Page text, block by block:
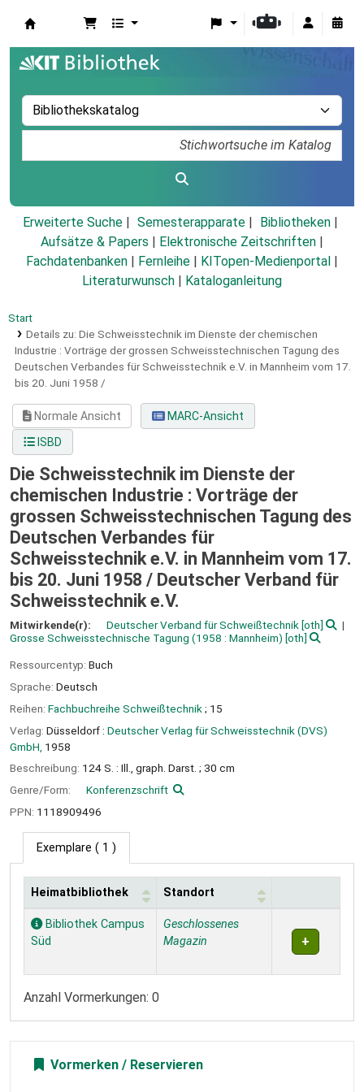
Erweiterte Suche Semesterapparate
Bibliotheken
Aufsätze & Papers
Elektronische Zeitschriften
Fachdatenbanken
Fernleihe KITopen-Medienportal
Literaturwunsch
Kataloganleitung
Start
Details zu: Die Schweisstechnik im Dienste der chemischen
Industrie : Vorträge der grossen Schweisstechnischen Tagung des
Deutschen Verbandes für Schweisstechnik e.V. in Mannheim vom 17.
bis 20. Juni 1958 /
Normale Ansicht
MARC-Ansicht
ISBD
Die Schweisstechnik im Dienste der
chemischen Industrie : Vorträge der
grossen Schweisstechnischen Tagung des
Deutschen Verbandes für
Schweisstechnik e.V. in Mannheim vom 17.
bis 20. Juni 1958 / Deutscher Verband für
Schweisstechnik e.V.
Mitwirkende(r): Deutscher Verband für Schweißtechnik [oth]
Grosse Schweisstechnische Tagung (1958 : Mannheim) [oth]
Ressourcentyp: Buch
Sprache: Deutsch
Reihen: Fachbuchreihe Schweißtechnik ; 15
Verlag: Düsseldorf : Deutscher Verlag für Schweisstechnik (DVS)
GmbH, 1958
Beschreibung: 124 S. : Ill., graph. Darst. ; 30 cm
Genre/Form:
Konferenzschrift
PPN: 1118909496
Exemplare ( 1 )
Exemplare
Heimatbibliothek Standort
Bibliothek Campus
Süd
Geschlossenes
Magazin
Anzahl Vormerkungen: 0
Vormerken